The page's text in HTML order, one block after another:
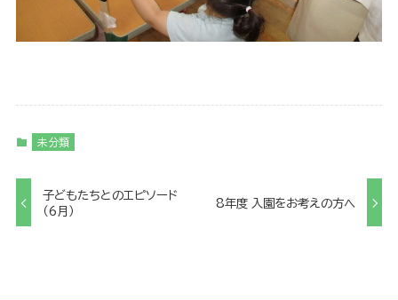
未分類
子どもたちとのエピソード
（6月）
8年度 入園をお考えの方へ